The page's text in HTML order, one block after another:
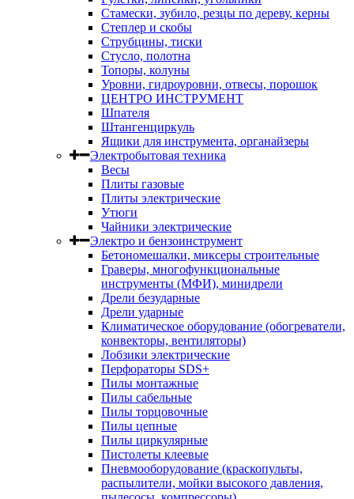
Стамески, зубило, резцы по дереву, керны
Степлер и скобы
Струбцины, тиски
Стусло, полотна
Топоры, колуны
Уровни, гидроуровни, отвесы, порошок
ЦЕНТРО ИНСТРУМЕНТ
Шпателя
Штангенциркуль
Ящики для инструмента, органайзеры
Электробытовая техника
Весы
Плиты газовые
Плиты электрические
Утюги
Чайники электрические
Электро и бензоинструмент
Бетономешалки, миксеры строительные
Граверы, многофункциональные
инструменты (МФИ), минидрели
Дрели безударные
Дрели ударные
Климатическое оборудование (обогреватели,
конвекторы, вентиляторы)
Лобзики электрические
Перфораторы SDS+
Пилы монтажные
Пилы сабельные
Пилы торцовочные
Пилы цепные
Пилы циркулярные
Пистолеты клеевые
Пневмооборудование (краскопульты,
распылители, мойки высокого давления,